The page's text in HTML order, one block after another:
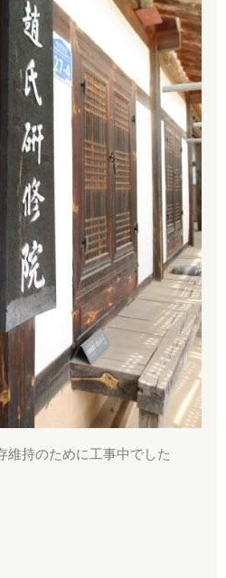
維持のために工事中でした